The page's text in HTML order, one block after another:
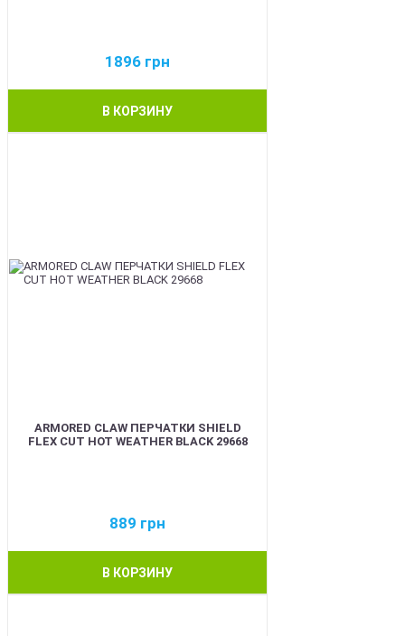
1896 грн
В КОРЗИНУ
ARMORED CLAW ПЕРЧАТКИ SHIELD
FLEX CUT HOT WEATHER BLACK 29668
889 грн
В КОРЗИНУ